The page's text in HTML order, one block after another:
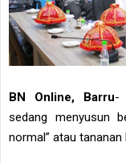
BN Online, Barru-
sedang menyusun
normal” atau